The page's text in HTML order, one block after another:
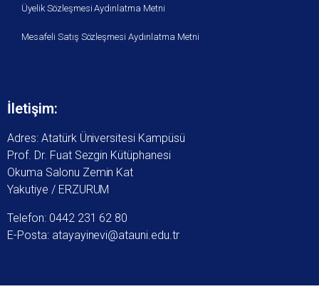
Üyelik Sözleşmesi Aydınlatma Metni
Mesafeli Satış Sözleşmesi Aydınlatma Metni
İletişim:
Adres: Atatürk Üniversitesi Kampüsü
Prof. Dr. Fuat Sezgin Kütüphanesi
Okuma Salonu Zemin Kat
Yakutiye / ERZURUM
Telefon: 0442 231 62 80
E-Posta: atayayinevi@atauni.edu.tr